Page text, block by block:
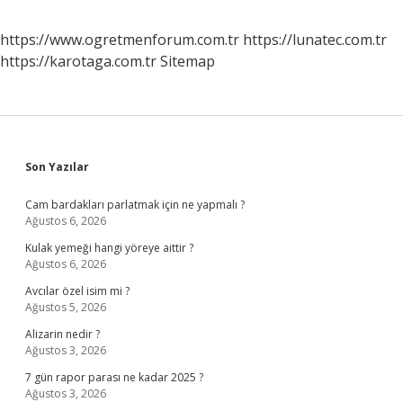
https://www.ogretmenforum.com.tr https://lunatec.com.tr
https://karotaga.com.trSitemap
Sidebar
Son Yazılar
Cam bardakları parlatmak için ne yapmalı ?
Ağustos 6, 2026
Kulak yemeği hangi yöreye aittir ?
Ağustos 6, 2026
Avcılar özel isim mi ?
Ağustos 5, 2026
Alizarin nedir ?
Ağustos 3, 2026
7 gün rapor parası ne kadar 2025 ?
Ağustos 3, 2026